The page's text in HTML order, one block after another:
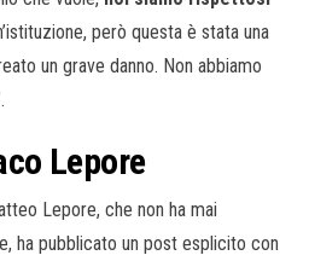
però questa è stata una
un grave danno. Non abbiamo
Lepore
Lepore, che non ha mai
ha pubblicato un post esplicito con